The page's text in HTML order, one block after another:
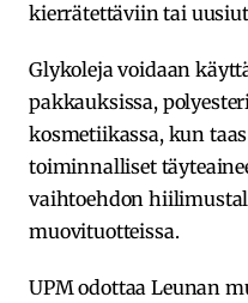
kierrätettäviin tai
Glykoleja voidaan
pakkauksissa,
kosmetiikassa, kun
toiminnalliset
vaihtoehdon
muovituotteissa.
UPM odottaa Leunan